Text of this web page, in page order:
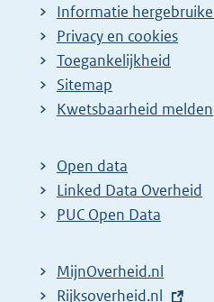
Informatie
Privacy en cookies
Toegankelijkheid
Sitemap
E
t
e
r
l
Kwetsbaarheid melden
Open data
Linked Data Overheid
PUC Open Data
MijnOverheid.nl
E
Rijksoverheid.nl